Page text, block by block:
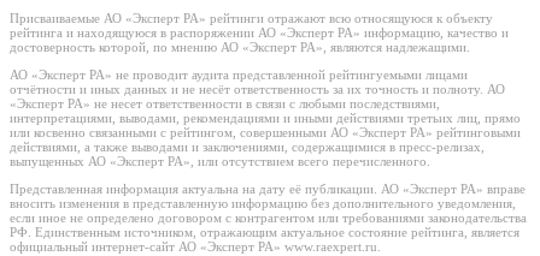
Присваиваемые АО «Эксперт РА» рейтинги отражают всю относящуюся к объекту
рейтинга и находящуюся в распоряжении АО «Эксперт РА» информацию, качество и
достоверность которой, по мнению АО «Эксперт РА», являются надлежащими.
АО «Эксперт РА» не проводит аудита представленной рейтингуемыми лицами
отчётности и иных данных и не несёт ответственность за их точность и полноту. АО
«Эксперт РА» не несет ответственности в связи с любыми последствиями,
интерпретациями, выводами, рекомендациями и иными действиями третьих лиц, прямо
или косвенно связанными с рейтингом, совершенными АО «Эксперт РА» рейтинговыми
действиями, а также выводами и заключениями, содержащимися в пресс-релизах,
выпущенных АО «Эксперт РА», или отсутствием всего перечисленного.
Представленная информация актуальна на дату её публикации. АО «Эксперт РА» вправе
вносить изменения в представленную информацию без дополнительного уведомления,
если иное не определено договором с контрагентом или требованиями законодательства
РФ. Единственным источником, отражающим актуальное состояние рейтинга, является
официальный интернет-сайт АО «Эксперт РА» www.raexpert.ru.